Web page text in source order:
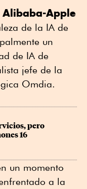
Alibaba-Apple
de la IA de
un
de IA de
jefe de la
Omdia.
pero
16
un momento
a la